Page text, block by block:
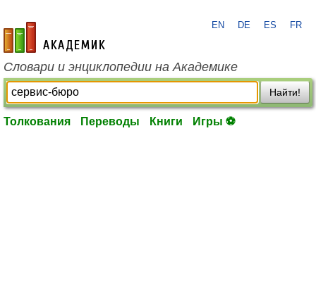
academic.ru
EN DE ES FR
Словари и энциклопедии на Академике
Найти!
Толкования Переводы Книги Игры ⚽